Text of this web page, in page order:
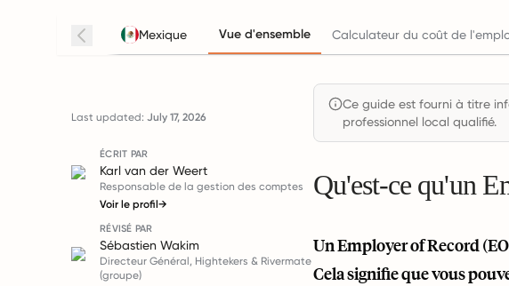
Mexique Vue d'ensemble Calculateur du coût de
Last updated: July 17, 2026
ÉCRIT PAR
Karl van der Weert
Responsable de la gestion des comptes
Voir le profil→
RÉVISÉ PAR
Sébastien Wakim
Directeur Général, Hightekers & Rivermate
(groupe)
Ce guide est fourni à titre
professionnel local qualifié.
Qu'est-ce qu'un
Un Employer of Record
Cela signifie que vous